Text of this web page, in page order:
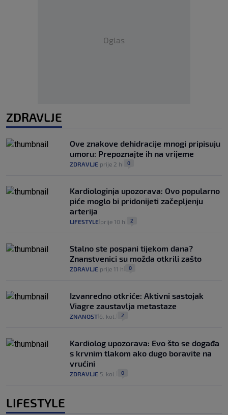
Oglas
ZDRAVLJE
Ove znakove dehidracije mnogi pripisuju
umoru: Prepoznajte ih na vrijeme
ZDRAVLJE prije 2 h 0
Kardiologinja upozorava: Ovo popularno
piće moglo bi pridonijeti začepljenju
arterija
LIFESTYLE prije 10 h 2
Stalno ste pospani tijekom dana?
Znanstvenici su možda otkrili zašto
ZDRAVLJE prije 11 h 0
Izvanredno otkriće: Aktivni sastojak
Viagre zaustavlja metastaze
ZNANOST 6. kol. 2
Kardiolog upozorava: Evo što se događa
s krvnim tlakom ako dugo boravite na
vrućini
ZDRAVLJE 5. kol. 0
LIFESTYLE